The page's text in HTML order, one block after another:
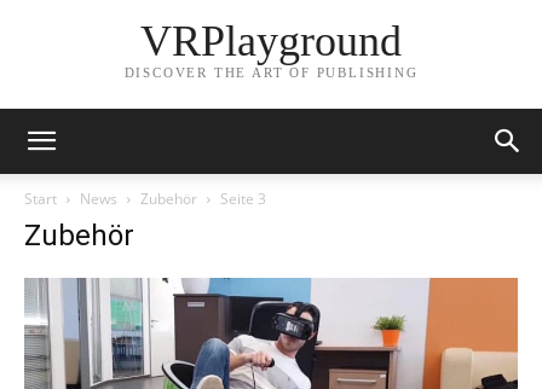
VRPlayground
DISCOVER THE ART OF PUBLISHING
Start News Zubehör Seite 3
Zubehör